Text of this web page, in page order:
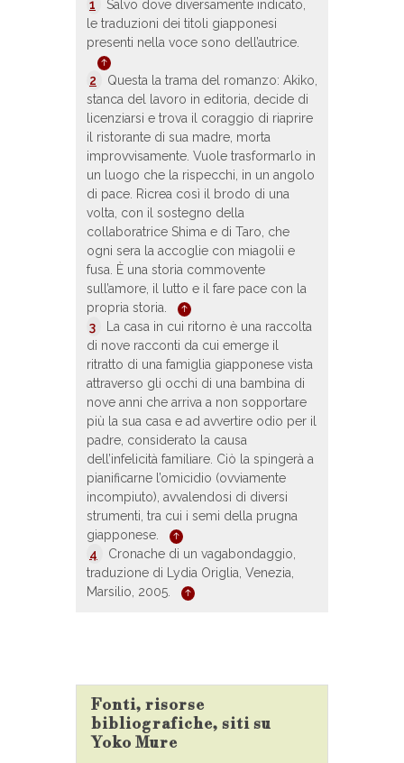
1
Salvo dove diversamente indicato,
le traduzioni dei titoli giapponesi
presenti nella voce sono dell’autrice.
2
Questa la trama del romanzo: Akiko,
stanca del lavoro in editoria, decide di
licenziarsi e trova il coraggio di riaprire
il ristorante di sua madre, morta
improvvisamente. Vuole trasformarlo in
un luogo che la rispecchi, in un angolo
di pace. Ricrea così il brodo di una
volta, con il sostegno della
collaboratrice Shima e di Taro, che
ogni sera la accoglie con miagolii e
fusa. È una storia commovente
sull’amore, il lutto e il fare pace con la
propria storia.
3
La casa in cui ritorno è una raccolta
di nove racconti da cui emerge il
ritratto di una famiglia giapponese vista
attraverso gli occhi di una bambina di
nove anni che arriva a non sopportare
più la sua casa e ad avvertire odio per il
padre, considerato la causa
dell’infelicità familiare. Ciò la spingerà a
pianificarne l’omicidio (ovviamente
incompiuto), avvalendosi di diversi
strumenti, tra cui i semi della prugna
giapponese.
4
Cronache di un vagabondaggio,
traduzione di Lydia Origlia, Venezia,
Marsilio, 2005.
Fonti, risorse
bibliografiche, siti su
Yoko Mure